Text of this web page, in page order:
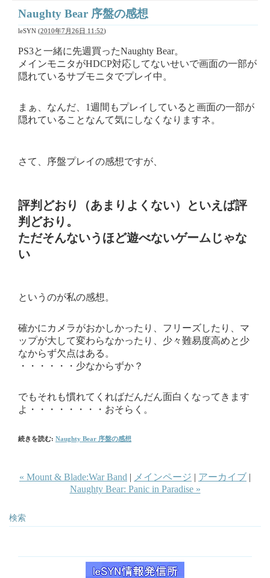
Naughty Bear 序盤の感想
leSYN (2010年7月26日 11:52)
PS3と一緒に先週買ったNaughty Bear。
メインモニタがHDCP対応してないせいで画面の一部が
隠れているサブモニタでプレイ中。
まぁ、なんだ、1週間もプレイしていると画面の一部が
隠れていることなんて気にしなくなりますネ。
さて、序盤プレイの感想ですが、
評判どおり（あまりよくない）といえば評
判どおり。
ただそんないうほど遊べないゲームじゃな
い
というのが私の感想。
確かにカメラがおかしかったり、フリーズしたり、マ
ップが大して変わらなかったり、少々難易度高めと少
なからず欠点はある。
・・・・・・少なからずか？
でもそれも慣れてくればだんだん面白くなってきます
よ・・・・・・・・おそらく。
続きを読む: Naughty Bear 序盤の感想
« Mount & Blade:War Band | メインページ | アーカイブ |
Naughty Bear: Panic in Paradise »
検索